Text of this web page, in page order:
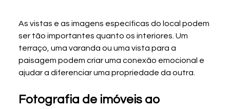
As vistas e as imagens específicas do local podem
ser tão importantes quanto os interiores. Um
terraço, uma varanda ou uma vista para a
paisagem podem criar uma conexão emocional e
ajudar a diferenciar uma propriedade da outra.
Fotografia de imóveis ao